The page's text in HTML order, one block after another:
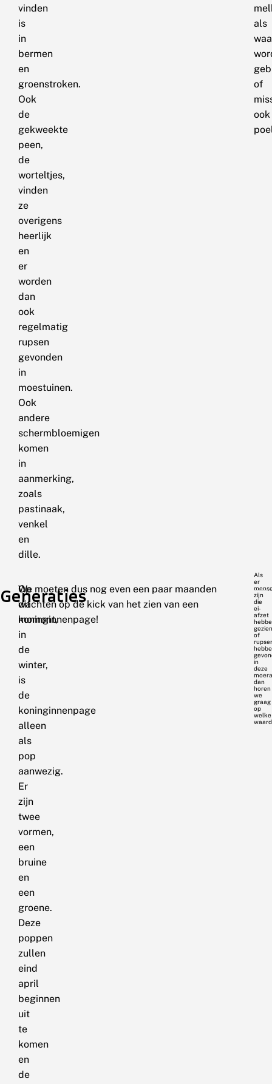
vinden
is
in
bermen
en
groenstroken.
Ook
de
gekweekte
peen,
de
worteltjes,
vinden
ze
overigens
heerlijk
en
er
worden
dan
ook
regelmatig
rupsen
gevonden
in
moestuinen.
Ook
andere
schermbloemigen
komen
in
aanmerking,
zoals
pastinaak,
venkel
en
dille.
als
of
ook
Generaties
Op
dit
moment,
in
de
winter,
is
de
koninginnenpage
alleen
als
pop
aanwezig.
Er
zijn
twee
vormen,
een
bruine
en
een
groene.
Deze
poppen
zullen
eind
april
beginnen
uit
te
komen
en
de
We moeten dus nog even een paar maanden
wachten op de kick van het zien van een
koninginnenpage!
Als
er
zijn
die
ei-
afzet
gezien
of
in
deze
dan
horen
we
graag
op
welke